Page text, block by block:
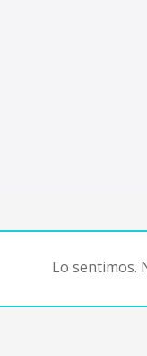
Lo sentimos.